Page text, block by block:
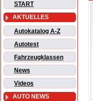
START
AKTUELLES
Autokatalog A-Z
Autotest
Fahrzeugklassen
News
Videos
AUTO NEWS